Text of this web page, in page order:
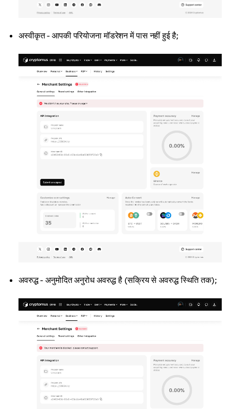
अस्वीकृत - आपकी परियोजना मॉडरेशन में पास नहीं हुई है;
अवरुद्ध - अनुमोदित अनुरोध अवरुद्ध है (सक्रिय से अवरुद्ध स्थिति तक);